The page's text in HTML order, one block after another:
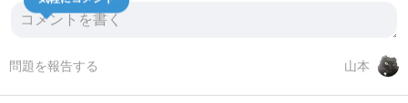
山本
問題を報告する